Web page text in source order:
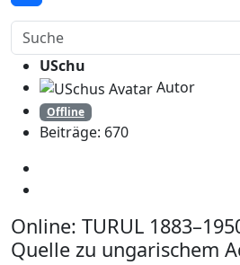
USchu
Autor
Offline
Beiträge: 670
Online: TURUL
Quelle zu ungarischem